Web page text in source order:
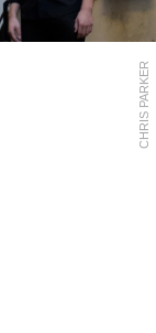
CHRIS PARKER